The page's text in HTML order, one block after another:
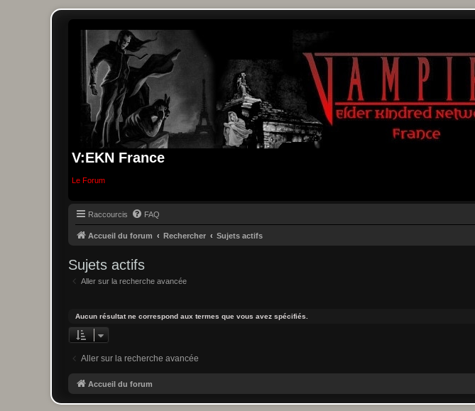
V:EKN France
Le Forum
Raccourcis FAQ
Accueil du forum Rechercher Sujets actifs
Sujets actifs
Aller sur la recherche avancée
Aucun résultat ne correspond aux termes que vous avez spécifiés.
Aller sur la recherche avancée
Accueil du forum